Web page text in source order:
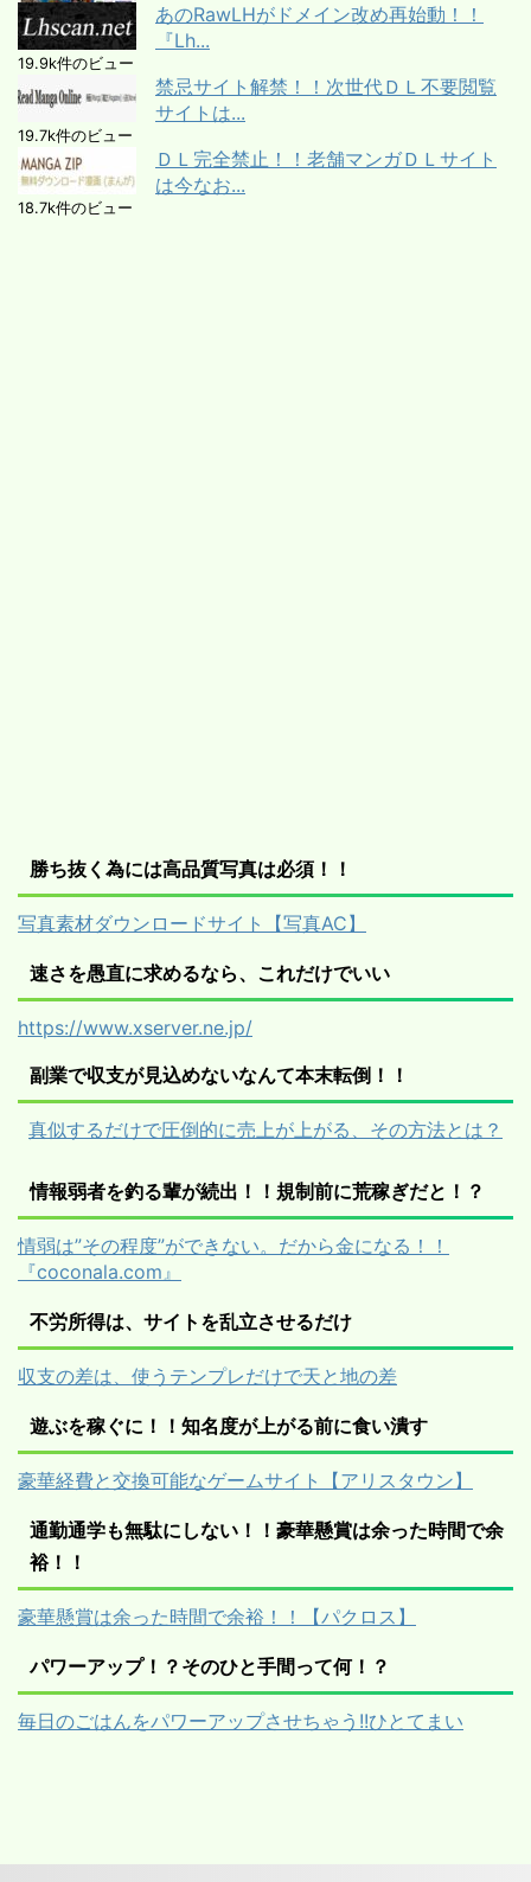
あのRawLHがドメイン改め再始動！！
『Lh...
19.9k件のビュー
禁忌サイト解禁！！次世代ＤＬ不要閲覧
サイトは...
19.7k件のビュー
ＤＬ完全禁止！！老舗マンガＤＬサイト
は今なお...
18.7k件のビュー
勝ち抜く為には高品質写真は必須！！
写真素材ダウンロードサイト【写真AC】
速さを愚直に求めるなら、これだけでいい
https://www.xserver.ne.jp/
副業で収支が見込めないなんて本末転倒！！
真似するだけで圧倒的に売上が上がる、その方法とは？
情報弱者を釣る輩が続出！！規制前に荒稼ぎだと！？
情弱は”その程度”ができない。だから金になる！！
『coconala.com』
不労所得は、サイトを乱立させるだけ
収支の差は、使うテンプレだけで天と地の差
遊ぶを稼ぐに！！知名度が上がる前に食い潰す
豪華経費と交換可能なゲームサイト【アリスタウン】
通勤通学も無駄にしない！！豪華懸賞は余った時間で余
裕！！
豪華懸賞は余った時間で余裕！！【パクロス】
パワーアップ！？そのひと手間って何！？
毎日のごはんをパワーアップさせちゃう!!ひとてまい